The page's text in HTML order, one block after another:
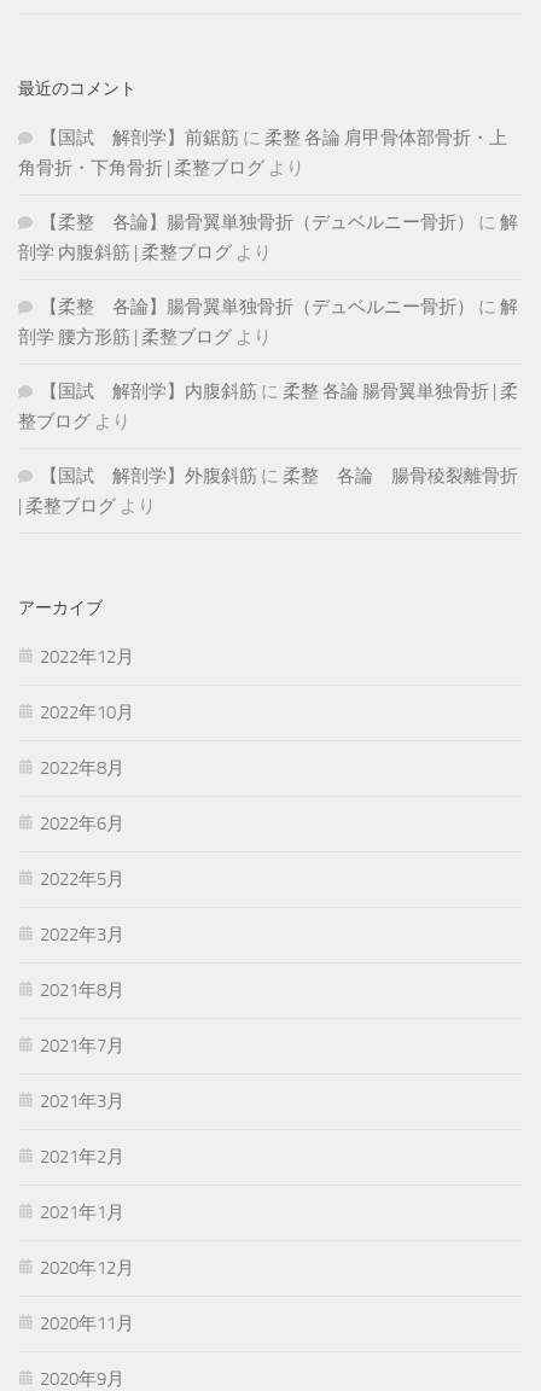
最近のコメント
【国試 解剖学】前鋸筋 に 柔整 各論 肩甲骨体部骨折・上
角骨折・下角骨折 | 柔整ブログ より
【柔整 各論】腸骨翼単独骨折（デュベルニー骨折） に 解
剖学 内腹斜筋 | 柔整ブログ より
【柔整 各論】腸骨翼単独骨折（デュベルニー骨折） に 解
剖学 腰方形筋 | 柔整ブログ より
【国試 解剖学】内腹斜筋 に 柔整 各論 腸骨翼単独骨折 | 柔
整ブログ より
【国試 解剖学】外腹斜筋 に 柔整 各論 腸骨稜裂離骨折
| 柔整ブログ より
アーカイブ
2022年12月
2022年10月
2022年8月
2022年6月
2022年5月
2022年3月
2021年8月
2021年7月
2021年3月
2021年2月
2021年1月
2020年12月
2020年11月
2020年9月